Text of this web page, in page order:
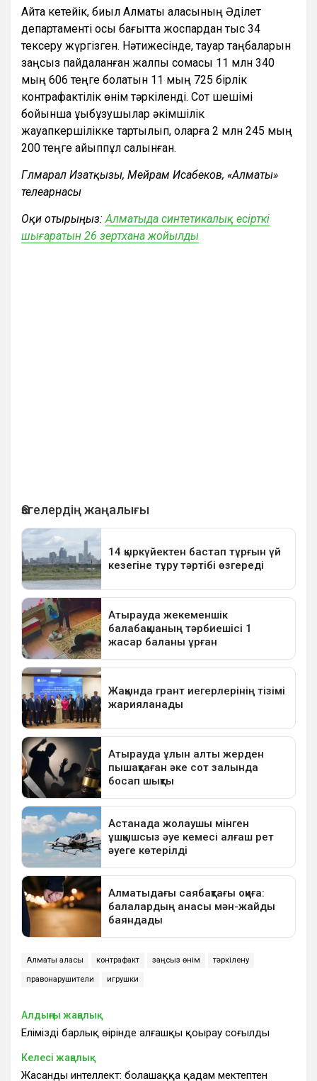
Айта кетейік, биыл Алматы қаласының Әділет
департаменті осы бағытта жоспардан тыс 34
тексеру жүргізген. Нәтижесінде, тауар таңбаларын
заңсыз пайдаланған жалпы сомасы 11 млн 340
мың 606 теңге болатын 11 мың 725 бірлік
контрафактілік өнім тәркіленді. Сот шешімі
бойынша құқықбұзушылар әкімшілік
жауапкершілікке тартылып, оларға 2 млн 245 мың
200 теңге айыппұл салынған.
Гүлмарал Изатқызы, Мейрам Исабеков, «Алматы»
телеарнасы
Оқи отырыңыз:Алматыда синтетикалық есірткі
шығаратын 26 зертхана жойылды
Алматы қаласы контрафакт заңсыз өнім тәркілену
правонарушители игрушки
Алдыңғы жаңалық
Еліміздің барлық өңірінде алғашқы қоңырау соғылды
Келесі жаңалық
Жасанды интеллект: болашаққа қадам мектептен